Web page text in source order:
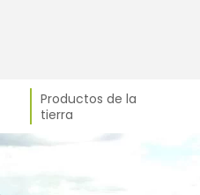
Productos de la
tierra